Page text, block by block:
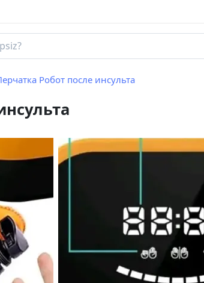
Робот после инсульта